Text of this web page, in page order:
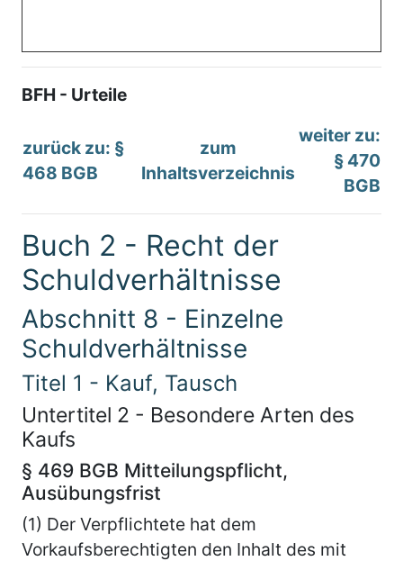
BFH - Urteile
zurück zu: §
468 BGB
zum
Inhaltsverzeichnis
weiter zu:
§ 470
BGB
Buch 2 - Recht der
Schuldverhältnisse
Abschnitt 8 - Einzelne
Schuldverhältnisse
Titel 1 - Kauf, Tausch
Untertitel 2 - Besondere Arten des
Kaufs
§ 469 BGB Mitteilungspflicht,
Ausübungsfrist
(1) Der Verpflichtete hat dem
Vorkaufsberechtigten den Inhalt des mit